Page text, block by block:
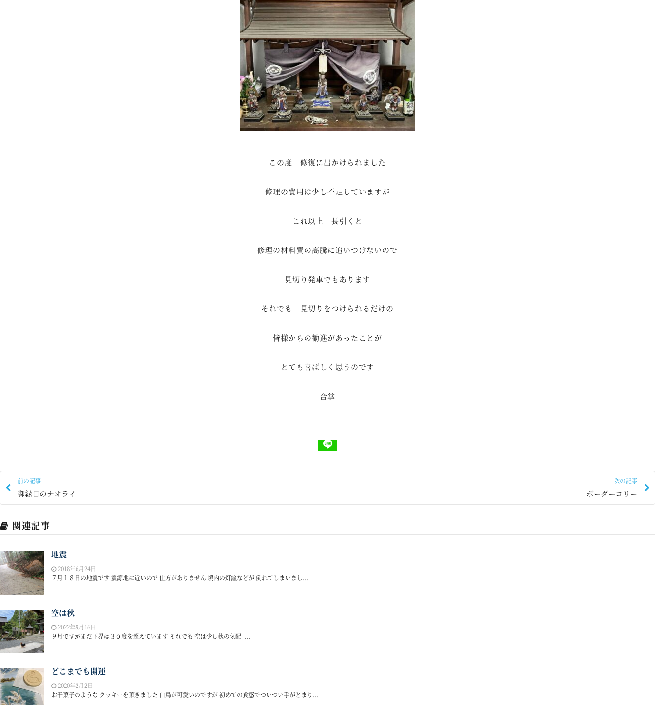
この度 修復に出かけられました
修理の費用は少し不足していますが
これ以上 長引くと
修理の材料費の高騰に追いつけないので
見切り発車でもあります
それでも 見切りをつけられるだけの
皆様からの勧進があったことが
とても喜ばしく思うのです
合掌
前の記事
御縁日のナオライ
次の記事
ボーダーコリー
関連記事
地震
2018年6月24日
７月１８日の地震です 震源地に近いので 仕方がありません 境内の灯籠などが 倒れてしまいまし...
空は秋
2022年9月16日
９月ですがまだ下界は３０度を超えています それでも 空は少し秋の気配 ...
どこまでも開運
2020年2月2日
お干菓子のような クッキーを頂きました 白鳥が可愛いのですが 初めての食感でついつい手がとまり...